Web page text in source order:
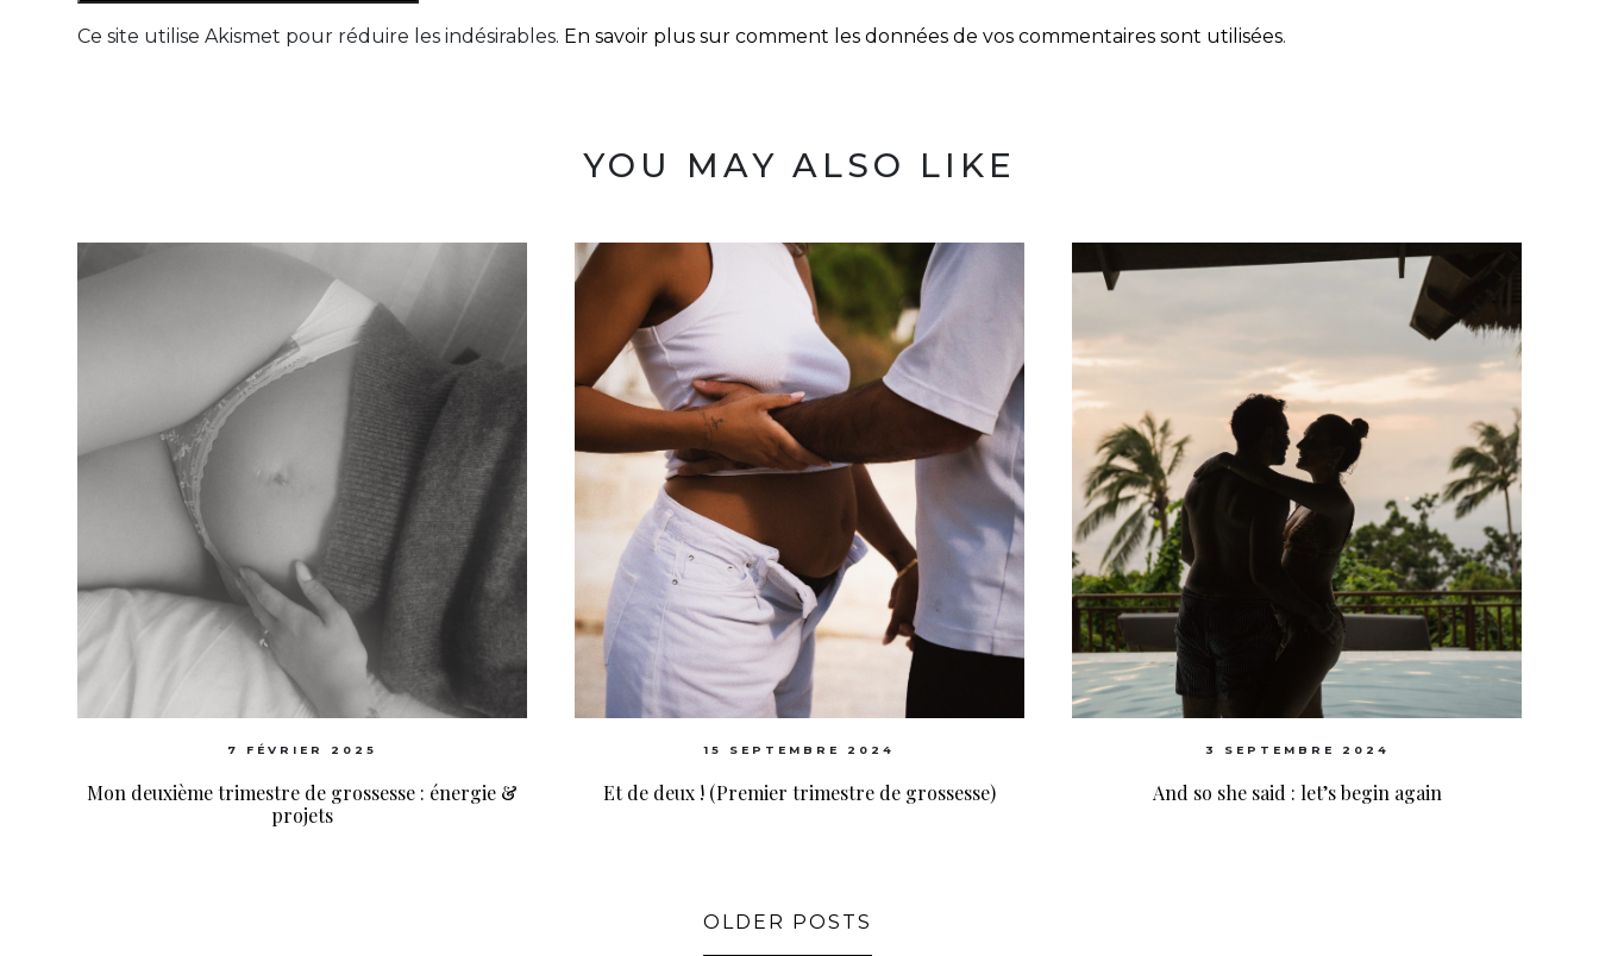
Ce site utilise Akismet pour réduire les indésirables. En savoir plus sur comment les données de vos commentaires sont utilisées.
YOU MAY ALSO LIKE
7 FÉVRIER 2025
Mon deuxième trimestre de grossesse : énergie &
projets
15 SEPTEMBRE 2024
Et de deux ! (Premier trimestre de grossesse)
3 SEPTEMBRE 2024
And so she said : let’s begin again
OLDER POSTS